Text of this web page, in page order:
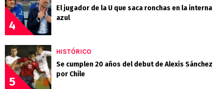
4
El jugador de la U que saca ronchas en la interna
azul
5
HISTÓRICO
Se cumplen 20 años del debut de Alexis Sánchez
por Chile